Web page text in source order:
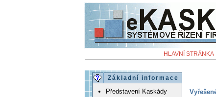
HLAVNÍ STRÁNKA
Základní informace
Představení Kaskády